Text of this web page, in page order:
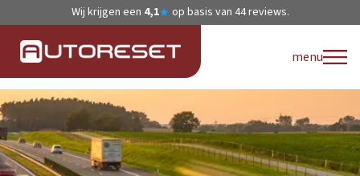
Wij krijgen een 4,1★ op basis van 44reviews.
menu